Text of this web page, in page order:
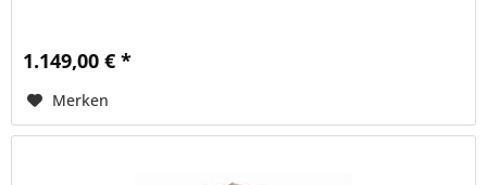
1.149,00 € *
Merken